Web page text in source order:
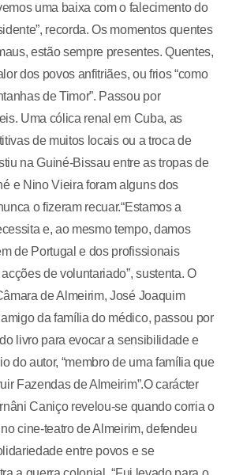
uma baixa com o falecimento do
recorda. Os momentos quentes
estão sempre presentes. Quentes,
dos povos anfitriães, ou frios “como
de Timor”. Passou por
Uma cólica renal em Cuba, as
de muitos locais ou a troca de
na Guiné-Bissau entre as tropas de
e Nino Vieira foram alguns dos
o fizeram recuar.“Estamos a
e, ao mesmo tempo, damos
de Portugal e dos profissionais
de voluntariado”, sustenta. O
de Almeirim, José Joaquim
da família do médico, passou por
livro para evocar a sensibilidade e
do autor, “membro de uma família que
Fazendas de Almeirim”.O carácter
Caniço revelou-se quando corria o
cine-teatro de Almeirim, defendeu
entre povos e se